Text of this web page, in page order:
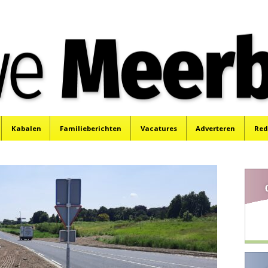
Kabalen Familieberichten Vacatures Adverteren